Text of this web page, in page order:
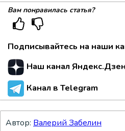
Вам понравилась статья?
Подписывайтесь на наши
Наш канал Яндекс.Дзен
Канал в Telegram
Автор: Валерий Забелин